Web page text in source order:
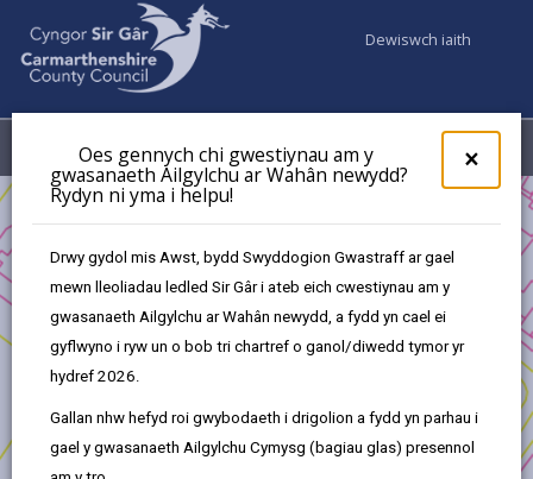
×
Oes gennych chi gwestiynau am y
gwasanaeth Ailgylchu ar Wahân newydd?
Rydyn ni yma i helpu!
Drwy gydol mis Awst, bydd Swyddogion Gwastraff ar gael
mewn lleoliadau ledled Sir Gâr i ateb eich cwestiynau am y
gwasanaeth Ailgylchu ar Wahân newydd, a fydd yn cael ei
gyflwyno i ryw un o bob tri chartref o ganol/diwedd tymor yr
hydref 2026.
Gallan nhw hefyd roi gwybodaeth i drigolion a fydd yn parhau i
gael y gwasanaeth Ailgylchu Cymysg (bagiau glas) presennol
Dewiswch iaith
Dewislen
Cronfa Ffyniant Gyffredin y DU - Cronfa Cymunedau
Cynaliadwy
Cronfa Ffyniant Gyffredin y DU - Prosiectau a Gymeradwywyd
Cymunedau Cynaliadwy
Cyfleuster chwaraeon sy'n addas i bob tywydd